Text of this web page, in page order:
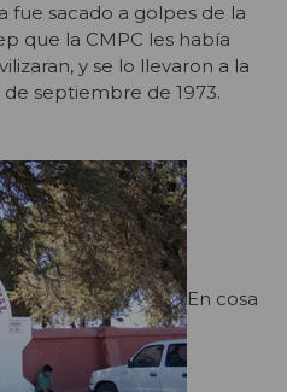
fue sacado a golpes de la
que la CMPC les había
y se lo llevaron a la
de septiembre de 1973.
En cosa